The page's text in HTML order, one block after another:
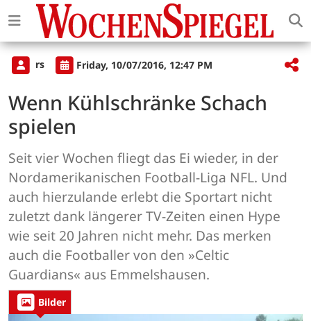
rs Friday, 10/07/2016, 12:47 PM
Wenn Kühlschränke Schach
spielen
Seit vier Wochen fliegt das Ei wieder, in der
Nordamerikanischen Football-Liga NFL. Und
auch hierzulande erlebt die Sportart nicht
zuletzt dank längerer TV-Zeiten einen Hype
wie seit 20 Jahren nicht mehr. Das merken
auch die Footballer von den »Celtic
Guardians« aus Emmelshausen.
Bilder